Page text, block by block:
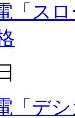
スロ
デシ